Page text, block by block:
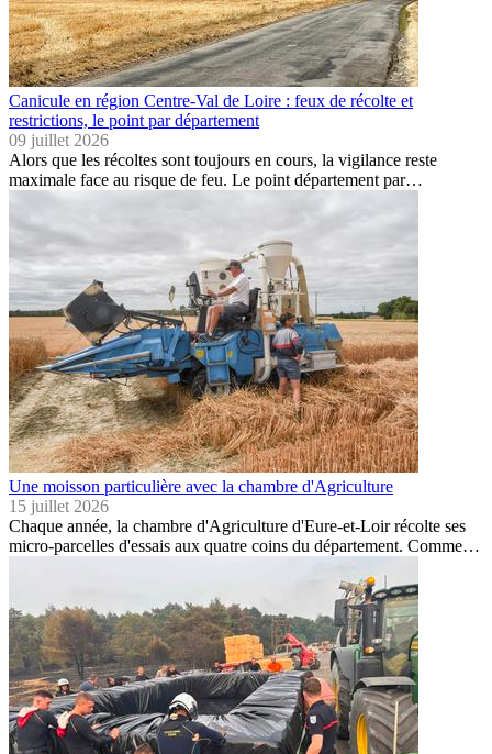
Canicule en région Centre-Val de Loire : feux de récolte et
restrictions, le point par département
09 juillet 2026
Alors que les récoltes sont toujours en cours, la vigilance reste
maximale face au risque de feu. Le point département par…
Une moisson particulière avec la chambre d'Agriculture
15 juillet 2026
Chaque année, la chambre d'Agriculture d'Eure-et-Loir récolte ses
micro-parcelles d'essais aux quatre coins du département. Comme…